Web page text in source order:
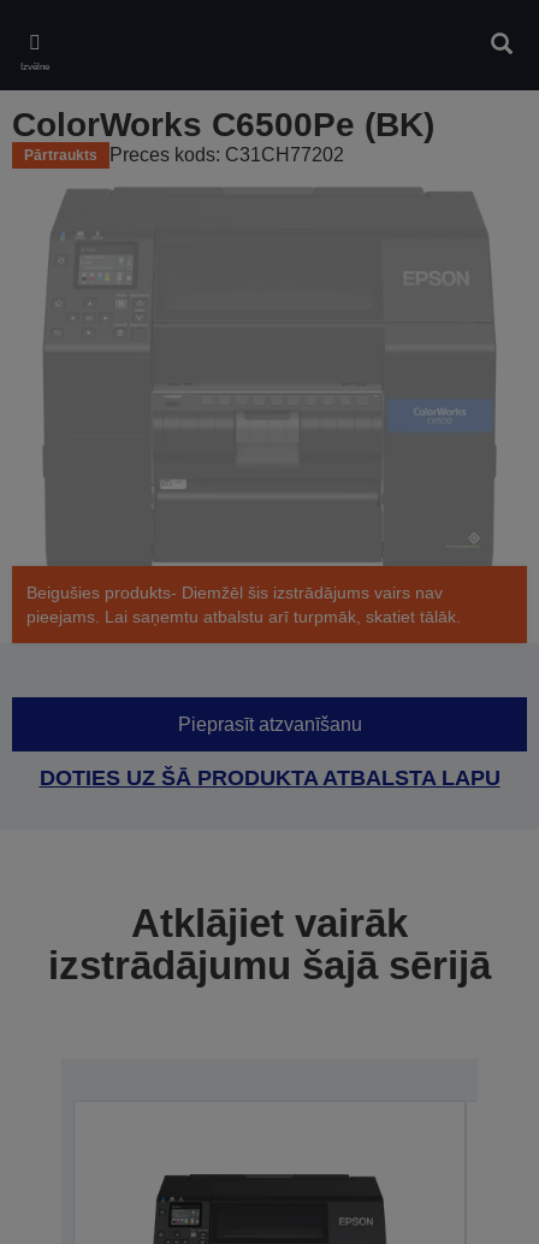
main
content
Izvēlne
ColorWorks C6500Pe (BK)
Pārtraukts Preces kods: C31CH77202
Beigušies produkts- Diemžēl šis izstrādājums vairs nav
pieejams. Lai saņemtu atbalstu arī turpmāk, skatiet tālāk.
Pieprasīt atzvanīšanu
DOTIES UZ ŠĀ PRODUKTA ATBALSTA LAPU
Atklājiet vairāk
izstrādājumu šajā sērijā